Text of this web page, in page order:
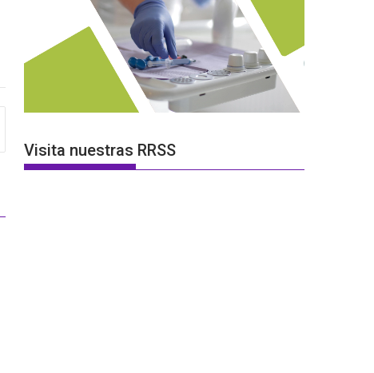
Visita nuestras RRSS